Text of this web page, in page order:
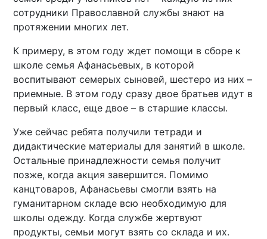
сотрудники Православной службы знают на
протяжении многих лет.
К примеру, в этом году ждет помощи в сборе к
школе семья Афанасьевых, в которой
воспитывают семерых сыновей, шестеро из них –
приемные. В этом году сразу двое братьев идут в
первый класс, еще двое – в старшие классы.
Уже сейчас ребята получили тетради и
дидактические материалы для занятий в школе.
Остальные принадлежности семья получит
позже, когда акция завершится. Помимо
канцтоваров, Афанасьевы смогли взять на
гуманитарном складе всю необходимую для
школы одежду. Когда службе жертвуют
продукты, семьи могут взять со склада и их.